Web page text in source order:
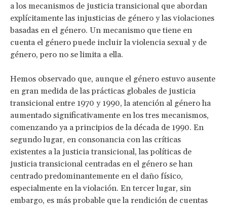
a los mecanismos de justicia transicional que abordan
explícitamente las injusticias de género y las violaciones
basadas en el género. Un mecanismo que tiene en
cuenta el género puede incluir la violencia sexual y de
género, pero no se limita a ella.
Hemos observado que, aunque el género estuvo ausente
en gran medida de las prácticas globales de justicia
transicional entre 1970 y 1990, la atención al género ha
aumentado significativamente en los tres mecanismos,
comenzando ya a principios de la década de 1990. En
segundo lugar, en consonancia con las críticas
existentes a la justicia transicional, las políticas de
justicia transicional centradas en el género se han
centrado predominantemente en el daño físico,
especialmente en la violación. En tercer lugar, sin
embargo, es más probable que la rendición de cuentas